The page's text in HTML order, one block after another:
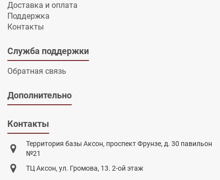
Доставка и оплата
Поддержка
Контакты
Служба поддержки
Обратная связь
Дополнительно
Контакты
Территория базы Аксон, проспект Фрунзе, д. 30 павильон
№21
ТЦ Аксон, ул. Громова, 13. 2-ой этаж